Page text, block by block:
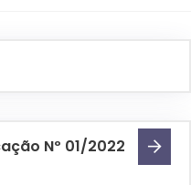
Nº 01/2022